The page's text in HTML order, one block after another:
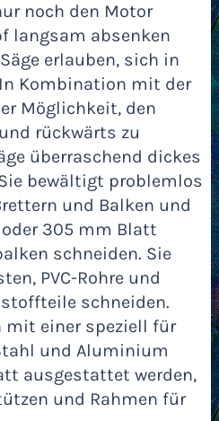
noch den Motor
langsam absenken
erlauben, sich in
Kombination mit der
Möglichkeit, den
rückwärts zu
überraschend dickes
bewältigt problemlos
und Balken und
305 mm Blatt
schneiden. Sie
PVC-Rohre und
schneiden.
mit einer speziell für
und Aluminium
ausgestattet werden,
und Rahmen für